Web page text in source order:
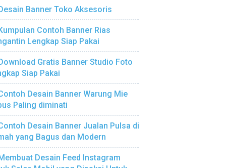
Banner Toko Aksesoris
Contoh Banner Rias
Lengkap Siap Pakai
Gratis Banner Studio Foto
Siap Pakai
Desain Banner Warung Mie
Paling diminati
Desain Banner Jualan Pulsa di
yang Bagus dan Modern
Desain Feed Instagram